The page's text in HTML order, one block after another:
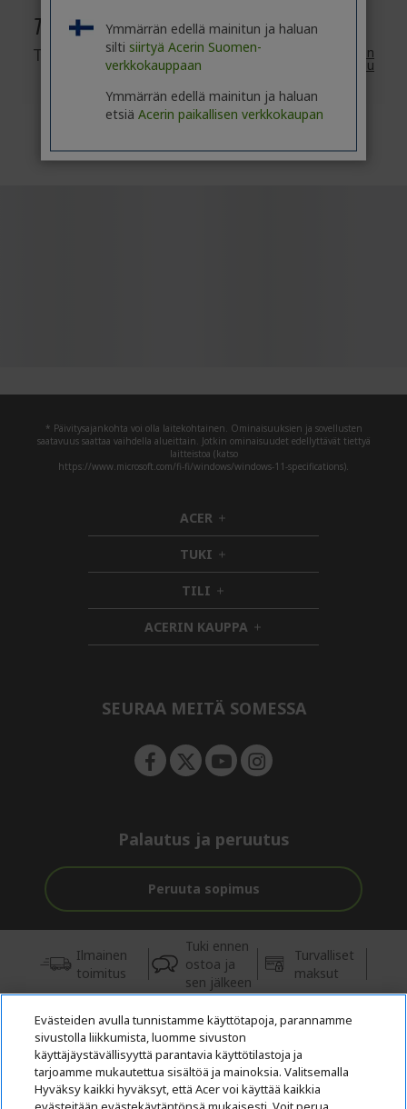
Takuu
Takuu Acerin
vakiotakuu
* Päivitysajankohta voi olla laitekohtainen. Ominaisuuksien ja sovellusten
saatavuus saattaa vaihdella alueittain. Jotkin ominaisuudet edellyttävät tiettyä
laitteistoa (katso
https://www.microsoft.com/fi-fi/windows/windows-11-specifications).
ACER h
i
d
d
e
n
TUKI h
i
d
d
e
n
TILI h
i
d
d
ACERIN KAUPPA h
i
e
SEURAA MEITÄ SOMESSA
Palautus ja peruutus
Peruuta sopimus
Ilmainen
toimitus
Tuki ennen
ostoa ja
sen jälkeen
Turvalliset
maksut
© 2026 Acer Inc.
Tästä kaupasta ostettavien tuotteiden ja palvelujen valtuutettu
jälleenmyyjä on CPYou BV.
Evästeiden avulla tunnistamme käyttötapoja, parannamme
sivustolla liikkumista, luomme sivuston
käyttäjäystävällisyyttä parantavia käyttötilastoja ja
tarjoamme mukautettua sisältöä ja mainoksia. Valitsemalla
Hyväksy kaikki hyväksyt, että Acer voi käyttää kaikkia
Ymmärrän edellä mainitun ja haluan
silti siirtyä Acerin Suomen-
verkkokauppaan
Ymmärrän edellä mainitun ja haluan
etsiä Acerin paikallisen verkkokaupan